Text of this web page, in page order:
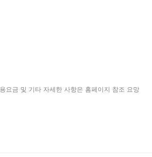
요금 및 기타 자세한 사항은 홈페이지 참조 요망